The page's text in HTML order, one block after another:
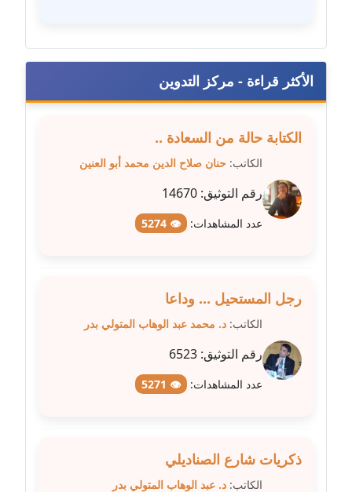
مدونة شادي الربابعة
مدونة شرف الدين محمد
مدونة شريف ابراهيم
مدونة شيماء حسني
عاملة
مدونة شيماء عبد المقصود
عاملة
مدونة شيماء عمارة
الأكثر قراءة - مركز التدوين
الكتابة حالة من السعادة ..
الكاتب: حنان صلاح الدين محمد أبو العنين
رقم التوثيق: 14670
عدد المشاهدات: 👁 5274
رجل المستحيل ... وداعا
الكاتب: د. محمد عبد الوهاب المتولي بدر
رقم التوثيق: 6523
عدد المشاهدات: 👁 5271
ذكريات شارع الصناديلي
الكاتب: د. عبد الوهاب المتولي بدر